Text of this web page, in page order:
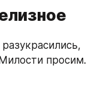
просим.